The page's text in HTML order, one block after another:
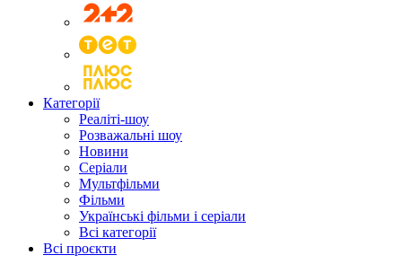
Категорії
Реаліті-шоу
Розважальні шоу
Новини
Серіали
Мультфільми
Фільми
Українські фільми і серіали
Всі категорії
Всі проєкти